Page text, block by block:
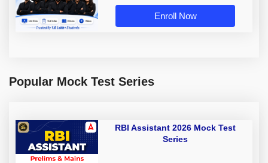
Enroll Now
Popular Mock Test Series
RBI Assistant 2026 Mock Test
Series